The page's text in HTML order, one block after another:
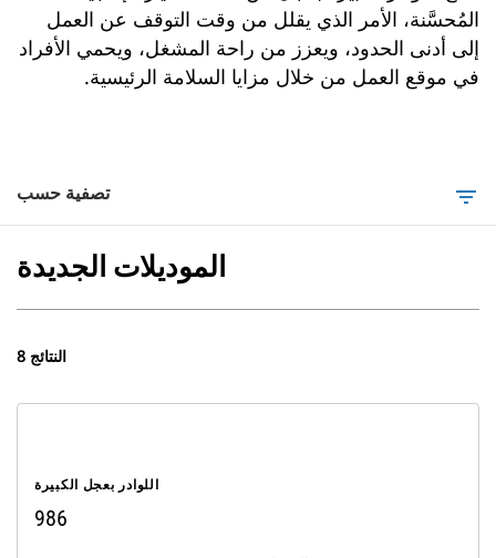
المُحسَّنة، الأمر الذي يقلل من وقت التوقف عن العمل
إلى أدنى الحدود، ويعزز من راحة المشغل، ويحمي الأفراد
في موقع العمل من خلال مزايا السلامة الرئيسية.
تصفية حسب filter_list
الموديلات الجديدة
8 النتائج
اللوادر بعجل الكبيرة
986